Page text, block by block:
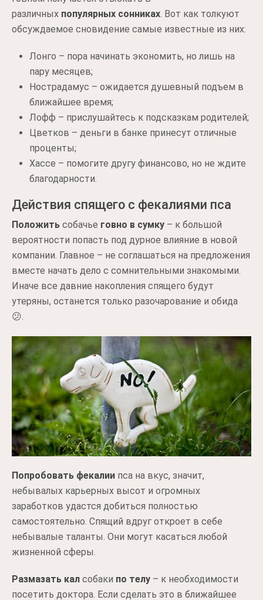
различных популярных сонниках. Вот как толкуют
обсуждаемое сновидение самые известные из них:
Лонго – пора начинать экономить, но лишь на
пару месяцев;
Нострадамус – ожидается душевный подъем в
ближайшее время;
Лофф – прислушайтесь к подсказкам родителей;
Цветков – деньги в банке принесут отличные
проценты;
Хассе – помогите другу финансово, но не ждите
благодарности.
Действия спящего с фекалиями пса
Положить собачье говно в сумку – к большой
вероятности попасть под дурное влияние в новой
компании. Главное – не соглашаться на предложения
вместе начать дело с сомнительными знакомыми.
Иначе все давние накопления спящего будут
утеряны, останется только разочарование и обида
😕.
Попробовать фекалии пса на вкус, значит,
небывалых карьерных высот и огромных
заработков удастся добиться полностью
самостоятельно. Спящий вдруг откроет в себе
небывалые таланты. Они могут касаться любой
жизненной сферы.
Размазать кал собаки по телу – к необходимости
посетить доктора. Если сделать это в ближайшее